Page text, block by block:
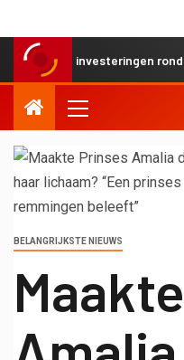
investeringen rond XRP
BELANGRIJKSTE NIEUWS